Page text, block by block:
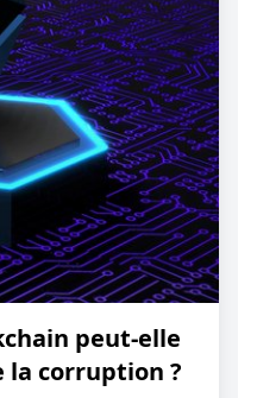
peut-elle
corruption ?